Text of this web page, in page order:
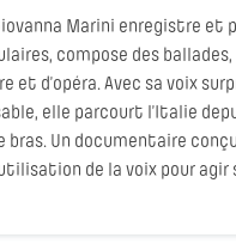
Marini enregistre et
compose des
et d’opéra. Avec sa voix
elle parcourt l’Italie
bras. Un documentaire
de la voix pour agir